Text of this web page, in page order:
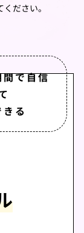
ださい。
間で自信
る